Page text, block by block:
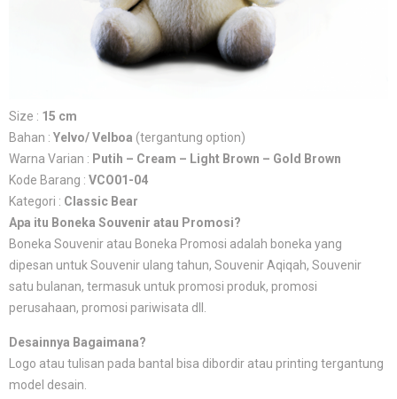
Size : 15 cm
Bahan : Yelvo/ Velboa (tergantung option)
Warna Varian : Putih – Cream – Light Brown – Gold Brown
Kode Barang : VCO01-04
Kategori : Classic Bear
Apa itu Boneka Souvenir atau Promosi?
Boneka Souvenir atau Boneka Promosi adalah boneka yang
dipesan untuk Souvenir ulang tahun, Souvenir Aqiqah, Souvenir
satu bulanan, termasuk untuk promosi produk, promosi
perusahaan, promosi pariwisata dll.
Desainnya Bagaimana?
Logo atau tulisan pada bantal bisa dibordir atau printing tergantung
model desain.